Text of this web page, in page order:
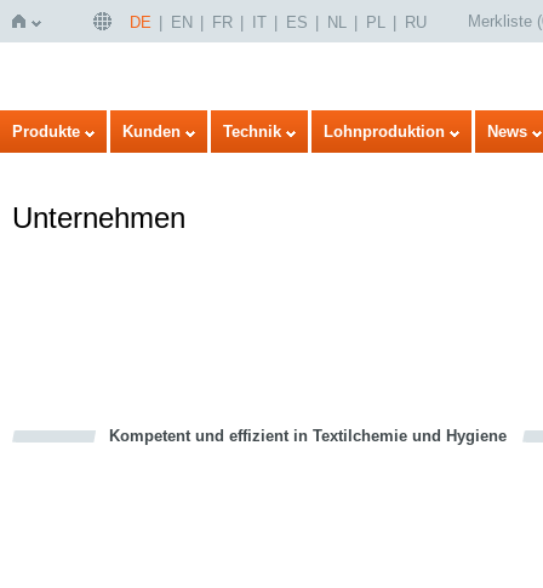
Startseite
DE EN FR IT ES NL PL RU Merkliste (
Produkte Kunden Technik Lohnproduktion News
Unternehmen
Kompetent und effizient in Textilchemie und Hygiene